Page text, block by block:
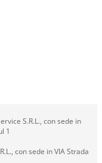
S.R.L., con sede in
1
con sede in VIA Strada